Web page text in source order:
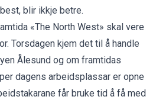
blir ikkje betre.
«The North West» skal vere
Torsdagen kjem det til å handle
Ålesund og om framtidas
dagens arbeidsplassar er opne
får bruke tid å få med